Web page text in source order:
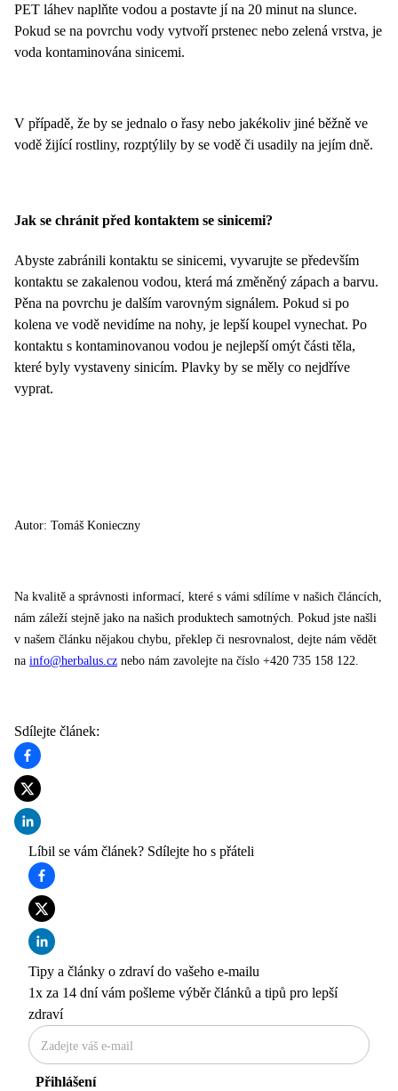
PET láhev naplňte vodou a postavte jí na 20 minut na slunce.
Pokud se na povrchu vody vytvoří prstenec nebo zelená vrstva, je
voda kontaminována sinicemi.
V případě, že by se jednalo o řasy nebo jakékoliv jiné běžně ve
vodě žijící rostliny, rozptýlily by se vodě či usadily na jejím dně.
Jak se chránit před kontaktem se sinicemi?
Abyste zabránili kontaktu se sinicemi, vyvarujte se především
kontaktu se zakalenou vodou, která má změněný zápach a barvu.
Pěna na povrchu je dalším varovným signálem. Pokud si po
kolena ve vodě nevidíme na nohy, je lepší koupel vynechat. Po
kontaktu s kontaminovanou vodou je nejlepší omýt části těla,
které byly vystaveny sinicím. Plavky by se měly co nejdříve
vyprat.
Autor: Tomáš Konieczny
Na kvalitě a správnosti informací, které s vámi sdílíme v našich článcích,
nám záleží stejně jako na našich produktech samotných. Pokud jste našli
v našem článku nějakou chybu, překlep či nesrovnalost, dejte nám vědět
na info@herbalus.cz nebo nám zavolejte na číslo +420 735 158 122.
Sdílejte článek:
Líbil se vám článek? Sdílejte ho s přáteli
Tipy a články o zdraví do vašeho e-mailu
1x za 14 dní vám pošleme výběr článků a tipů pro lepší
zdraví
Přihlášení